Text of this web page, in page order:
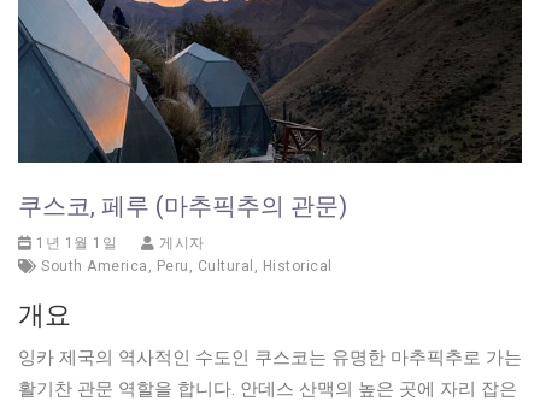
쿠스코, 페루 (마추픽추의 관문)
1년 1월 1일
게시자
South America
Peru Cultural Historical
개요
잉카 제국의 역사적인 수도인 쿠스코는 유명한 마추픽추로 가는
활기찬 관문 역할을 합니다. 안데스 산맥의 높은 곳에 자리 잡은